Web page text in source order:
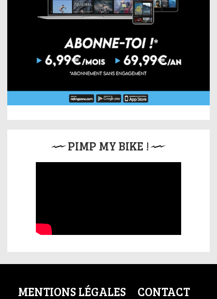
PIMP MY BIKE !
MENTIONS LÉGALES CONTACT